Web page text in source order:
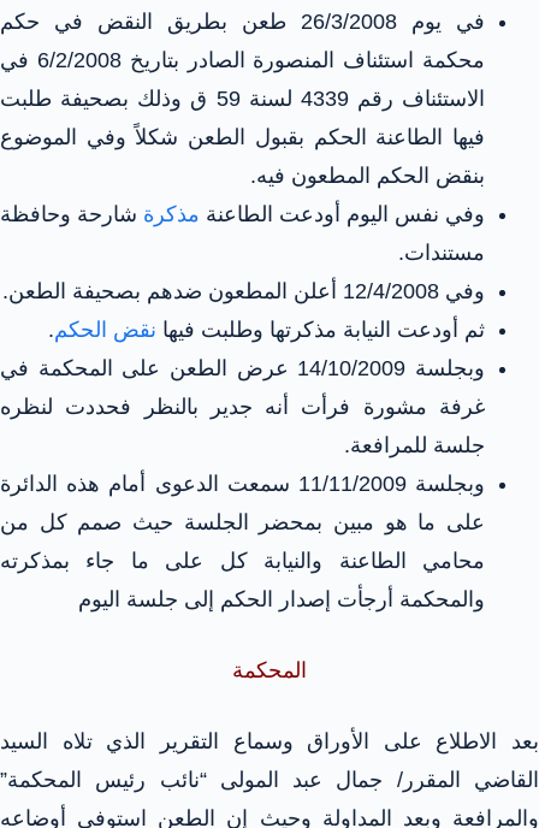
في يوم 26/3/2008 طعن بطريق النقض في حكم
محكمة استئناف المنصورة الصادر بتاريخ 6/2/2008 في
الاستئناف رقم 4339 لسنة 59 ق وذلك بصحيفة طلبت
فيها الطاعنة الحكم بقبول الطعن شكلاً وفي الموضوع
بنقض الحكم المطعون فيه.
وفي نفس اليوم أودعت الطاعنة مذكرة شارحة وحافظة
مستندات.
وفي 12/4/2008 أعلن المطعون ضدهم بصحيفة الطعن.
ثم أودعت النيابة مذكرتها وطلبت فيها نقض الحكم.
وبجلسة 14/10/2009 عرض الطعن على المحكمة في
غرفة مشورة فرأت أنه جدير بالنظر فحددت لنظره
جلسة للمرافعة.
وبجلسة 11/11/2009 سمعت الدعوى أمام هذه الدائرة
على ما هو مبين بمحضر الجلسة حيث صمم كل من
محامي الطاعنة والنيابة كل على ما جاء بمذكرته
والمحكمة أرجأت إصدار الحكم إلى جلسة اليوم
المحكمة
بعد الاطلاع على الأوراق وسماع التقرير الذي تلاه السيد
القاضي المقرر/ جمال عبد المولى “نائب رئيس المحكمة”
والمرافعة وبعد المداولة وحيث إن الطعن استوفى أوضاعه